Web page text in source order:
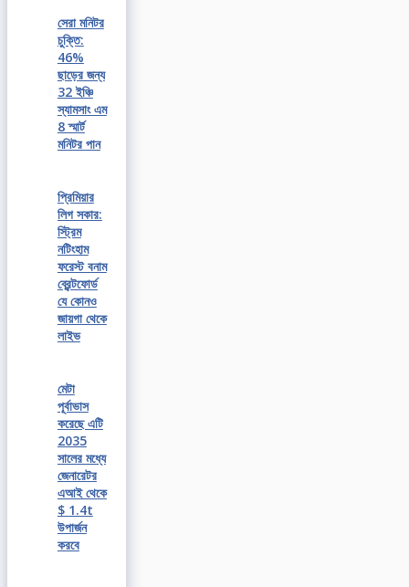
সেরা মনিটর
চুক্তি:
46%
ছাড়ের জন্য
32 ইঞ্চি
স্যামসাং এম
8 স্মার্ট
মনিটর পান
প্রিমিয়ার
লিগ সকার:
স্ট্রিম
নটিংহাম
ফরেস্ট বনাম
ব্রেন্টফোর্ড
যে কোনও
জায়গা থেকে
লাইভ
মেটা
পূর্বাভাস
করেছে এটি
2035
সালের মধ্যে
জেনারেটর
এআই থেকে
$ 1.4t
উপার্জন
করবে